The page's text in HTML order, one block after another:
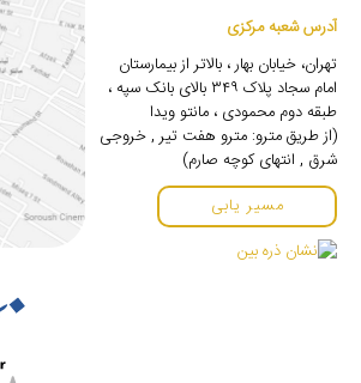
آدرس شعبه مرکزی
تهران، خیابان بهار ، بالاتر از بیمارستان
امام سجاد پلاک ۳۴۹ بالای بانک سپه ،
طبقه دوم محمودی ، مانتو ویدا
(از طریق مترو: مترو هفت تیر , خروجی
شرق , انتهای کوچه صارم)
مسیر یابی